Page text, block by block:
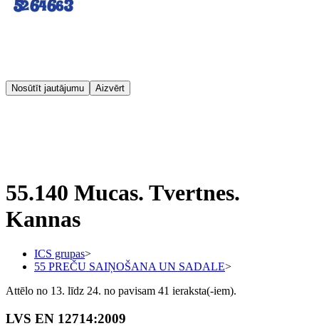
Nosūtīt jautājumu Aizvērt
55.140 Mucas. Tvertnes.
Kannas
ICS grupas>
55 PREČU SAIŅOŠANA UN SADALE>
Attēlo no 13. līdz 24. no pavisam 41 ieraksta(-iem).
LVS EN 12714:2009